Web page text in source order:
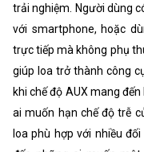
trải nghiệm. Người dùng
với smartphone, hoặc
trực tiếp mà không phụ
giúp loa trở thành công
khi chế độ AUX mang
ai muốn hạn chế độ trễ
loa phù hợp với nhiều